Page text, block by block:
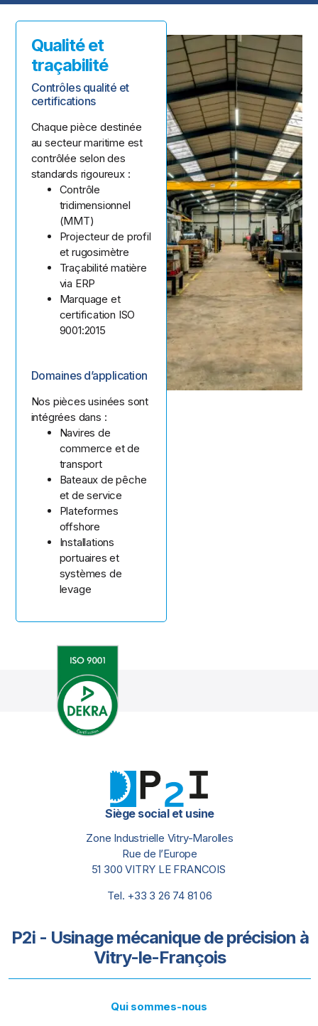
Qualité et
traçabilité
Contrôles qualité et
certifications
Chaque pièce destinée
au secteur maritime est
contrôlée selon des
standards rigoureux :
Contrôle
tridimensionnel
(MMT)
Projecteur de profil
et rugosimètre
Traçabilité matière
via ERP
Marquage et
certification ISO
9001:2015
Domaines d’application
Nos pièces usinées sont
intégrées dans :
Navires de
commerce et de
transport
Bateaux de pêche
et de service
Plateformes
offshore
Installations
portuaires et
systèmes de
levage
Siège social et usine
Zone Industrielle Vitry-Marolles
Rue de l’Europe
51 300 VITRY LE FRANCOIS
Tel. +33 3 26 74 81 06
P2i - Usinage mécanique de précision à
Vitry-le-François
Qui sommes-nous